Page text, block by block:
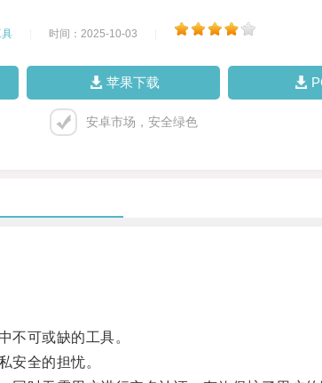
具 时间：2025-10-03
苹果下载
安卓市场，安全绿色
可或缺的工具。
全的担忧。